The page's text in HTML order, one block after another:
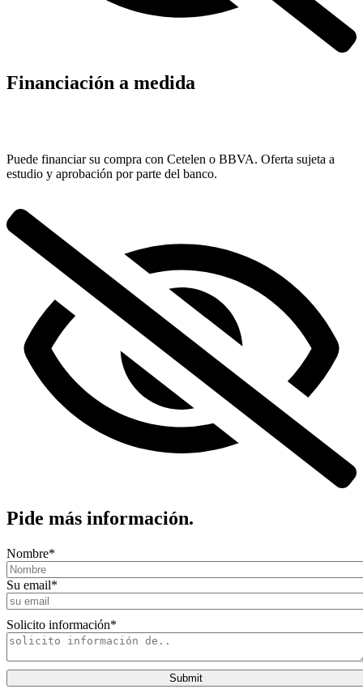
Financiación a medida
Puede financiar su compra con Cetelen o BBVA. Oferta sujeta a
estudio y aprobación por parte del banco.
Pide más información.
Nombre*
Su email*
Solicito información*
Submit